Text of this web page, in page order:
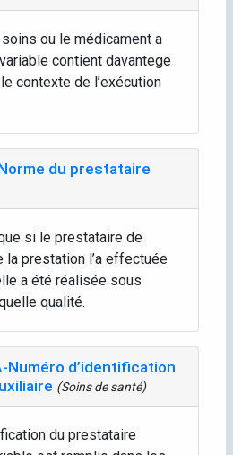
ou le médicament a
contient davantege
contexte de l’exécution
du prestataire
si le prestataire de
la prestation l’a effectuée
a été réalisée sous
qualité.
Numéro d’identification
(Soins de santé)
du prestataire